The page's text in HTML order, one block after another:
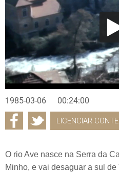
1985-03-06 00:24:00
LICENCIAR
O rio Ave nasce na Serra da
Minho, e vai desaguar a sul